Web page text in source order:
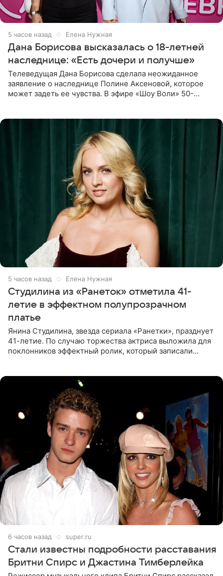
5 часов назад Елена Нужная
Дана Борисова высказалась о 18-летней
наследнице: «Есть дочери и получше»
Телеведущая Дана Борисова сделала неожиданное
заявление о наследнице Полине Аксеновой, которое
может задеть ее чувства. В эфире «Шоу Воли» 50-
5 часов назад Елена Нужная
Студилина из «Ранеток» отметила 41-
летие в эффектном полупрозрачном
платье
Янина Студилина, звезда сериала «Ранетки», празднует
41-летие. По случаю торжества актриса выложила для
поклонников эффектный ролик, который записали
6 часов назад super.ru
Стали известны подробности расставания
Бритни Спирс и Джастина Тимберлейка